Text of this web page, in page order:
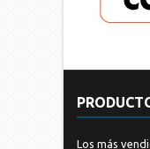
Los más